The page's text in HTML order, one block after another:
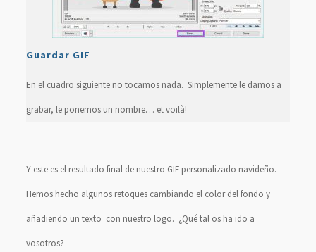
Guardar GIF
En el cuadro siguiente no tocamos nada. Simplemente le damos a
grabar, le ponemos un nombre… et voilà!
Y este es el resultado final de nuestro GIF personalizado navideño.
Hemos hecho algunos retoques cambiando el color del fondo y
añadiendo un texto con nuestro logo. ¿Qué tal os ha ido a
vosotros?